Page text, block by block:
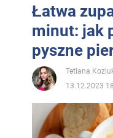
Łatwa
minut: jak
pyszne
Tetiana
13.12.2023